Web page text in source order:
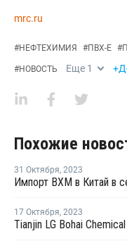
mrc.ru
#НЕФТЕХИМИЯ #ПВХ-Е #
#НОВОСТЬ Еще 1
Похожие
31 Октября, 2023
Импорт ВХМ в Китай в
17 Октября, 2023